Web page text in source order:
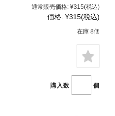
通常販売価格: ¥315(税込)
価格: ¥315(税込)
在庫 8個
購入数 個